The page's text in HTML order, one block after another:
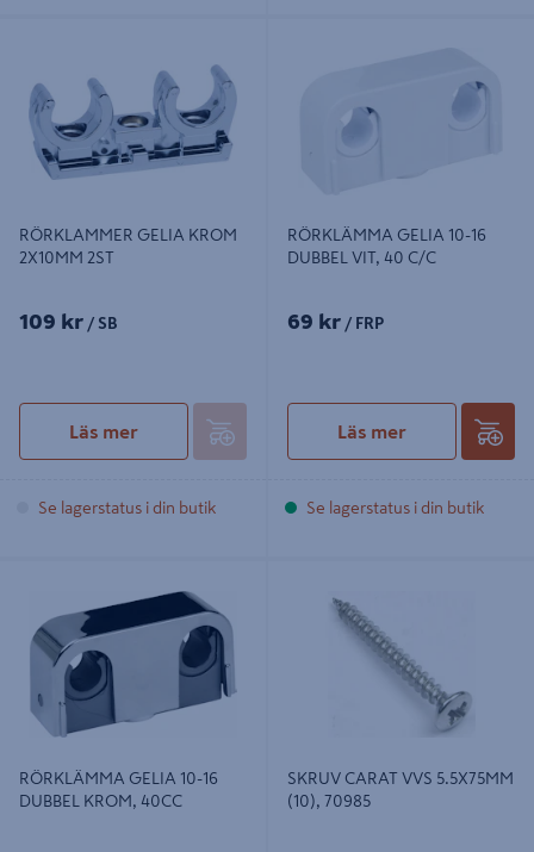
RÖRKLAMMER GELIA KROM
2X10MM 2ST
109 kr / SB
Läs mer
Se lagerstatus i din butik
RÖRKLÄMMA GELIA 10-16
DUBBEL VIT, 40 C/C
69 kr / FRP
Läs mer
Se lagerstatus i din butik
RÖRKLÄMMA GELIA 10-16
DUBBEL KROM, 40CC
SKRUV CARAT VVS 5.5X75MM
(10), 70985